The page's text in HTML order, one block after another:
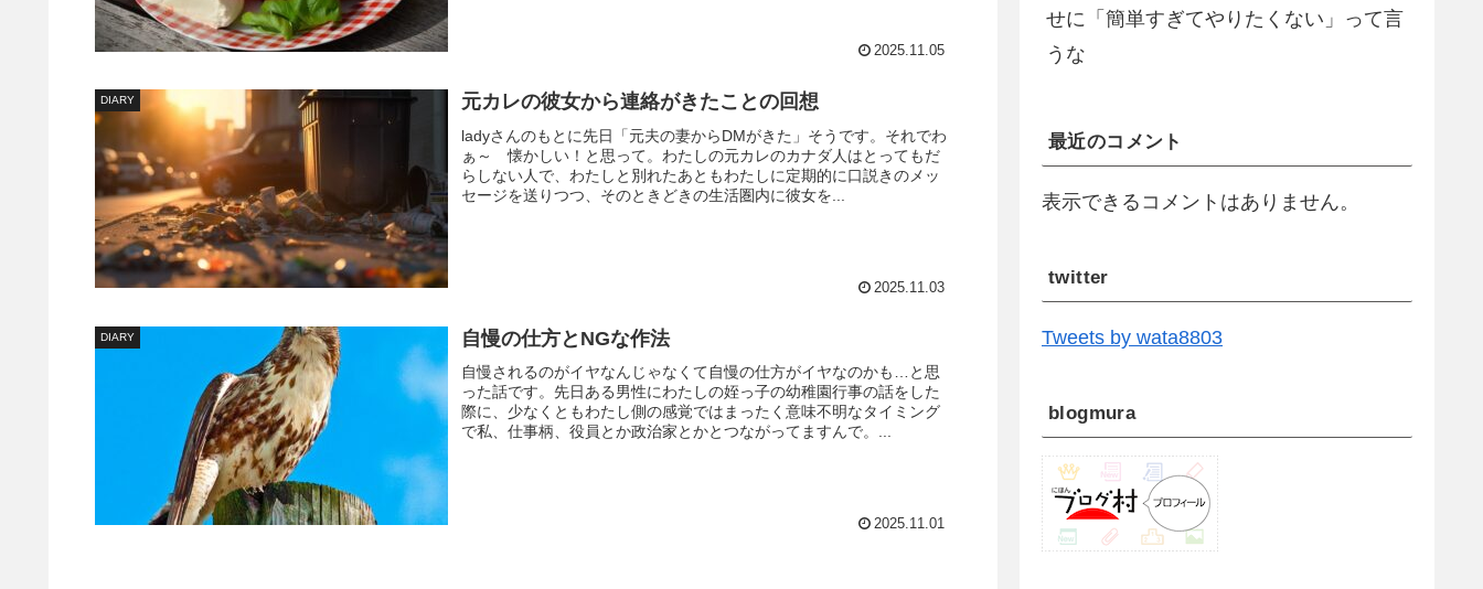
2025.11.05
DIARY 元カレの彼女から連絡がきたことの回想
ladyさんのもとに先日「元夫の妻からDMがきた」そうです。それでわ
ぁ～ 懐かしい！と思って。わたしの元カレのカナダ人はとってもだ
らしない人で、わたしと別れたあともわたしに定期的に口説きのメッ
セージを送りつつ、そのときどきの生活圏内に彼女を...
2025.11.03
DIARY 自慢の仕方とNGな作法
自慢されるのがイヤなんじゃなくて自慢の仕方がイヤなのかも…と思
った話です。先日ある男性にわたしの姪っ子の幼稚園行事の話をした
際に、少なくともわたし側の感覚ではまったく意味不明なタイミング
で私、仕事柄、役員とか政治家とかとつながってますんで。...
2025.11.01
せに「簡単すぎてやりたくない」って言
うな
最近のコメント
表示できるコメントはありません。
twitter
Tweets by wata8803
blogmura